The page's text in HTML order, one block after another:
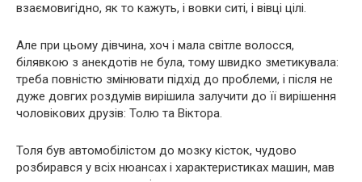
взаємовигідно, як то кажуть, і вовки ситі, і вівці цілі.
Але при цьому дівчина, хоч і мала світле волосся,
білявкою з анекдотів не була, тому швидко зметикувала:
треба повністю змінювати підхід до проблеми, і після не
дуже довгих роздумів вирішила залучити до її вирішення
чоловікових друзів: Толю та Віктора.
Толя був автомобілістом до мозку кісток, чудово
розбирався у всіх нюансах і характеристиках машин, мав